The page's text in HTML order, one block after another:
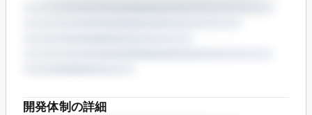
開発体制の詳細